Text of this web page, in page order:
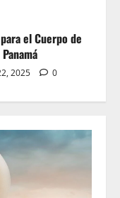
el Cuerpo de
2025 0